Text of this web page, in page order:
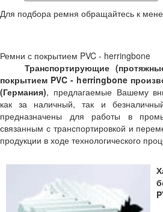
Для подбора ремня обращайтесь к
Ремни с покрытием PVC - herringbone
Транспортирующие
покрытием PVC - herringbone
(Германия), предлагаемые Вашему
как за наличный, так и
предназначены для работы в
связанным с транспортировкой и
продукции в ходе технологического